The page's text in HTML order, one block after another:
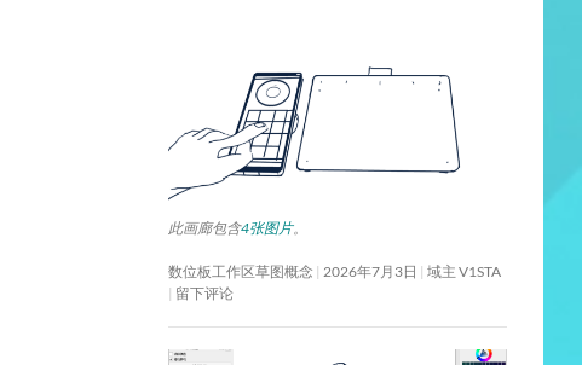
此画廊包含4张图片。
数位板工作区草图概念 2026年7月3日
域主 V1STA
留下评论